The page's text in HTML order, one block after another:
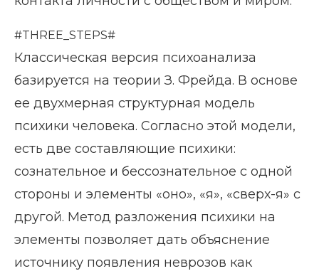
#THREE_STEPS#
Классическая версия психоанализа
базируется на теории З. Фрейда. В основе
ее двухмерная структурная модель
психики человека. Согласно этой модели,
есть две составляющие психики:
сознательное и бессознательное с одной
стороны и элементы «оно», «я», «сверх-я» с
другой. Метод разложения психики на
элементы позволяет дать объяснение
источнику появления неврозов как